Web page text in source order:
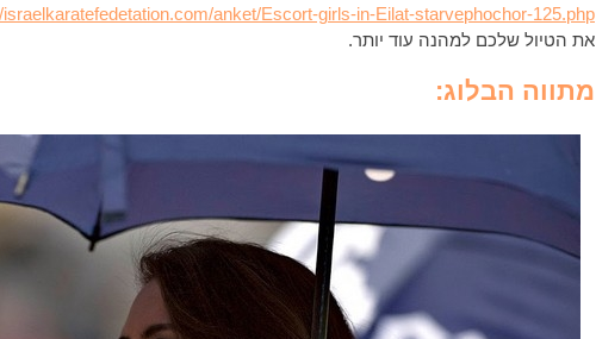
israelkaratefedetation.com/anket/Escort-girls-in-Eilat-starvephochor-125.php
את הטיול שלכם למהנה עוד יותר.
מתווה הבלוג: